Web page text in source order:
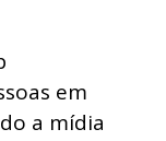
em
a mídia